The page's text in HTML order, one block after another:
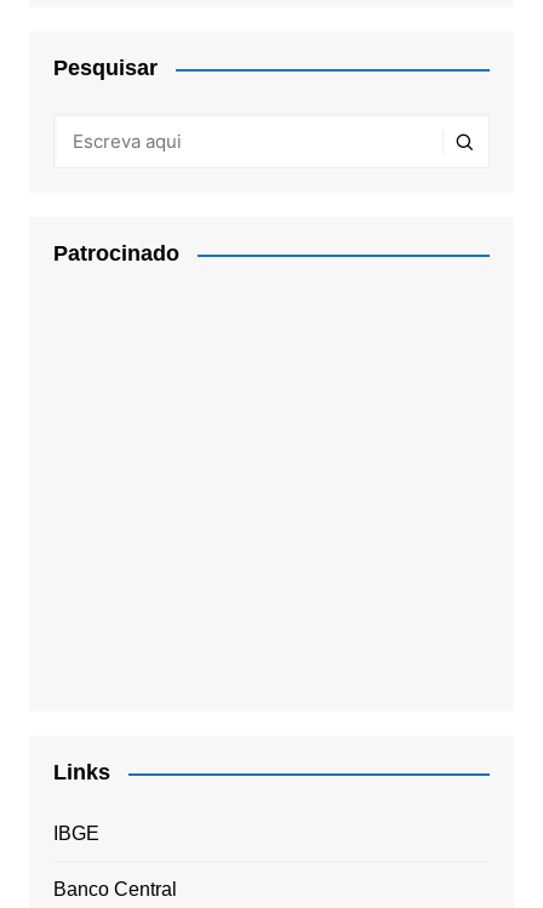
Pesquisar
Patrocinado
Links
IBGE
Banco Central